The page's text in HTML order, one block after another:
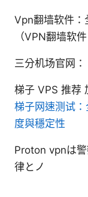
Vpn翻墙软件：
（VPN翻墙软
三分机场官网
梯子 VPS 推荐
梯子网速测试
度與穩定性
Proton vpnは
律とノ